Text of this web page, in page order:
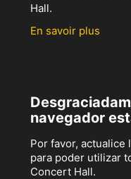
Hall.
En savoir plus
navegador
Por favor, actualice
para poder utilizar
Concert Hall.